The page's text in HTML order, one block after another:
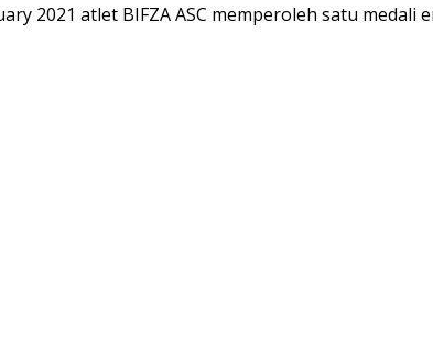
2021 atlet BIFZA ASC memperoleh satu medali